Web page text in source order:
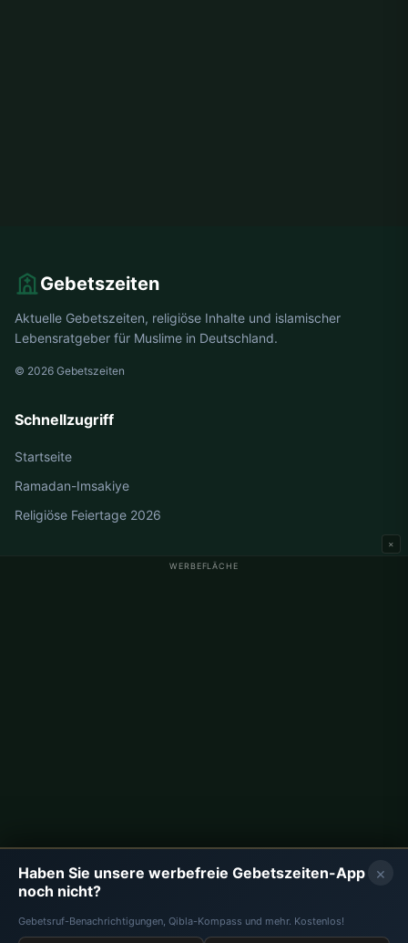
WERBEFLÄCHE
×
Gebetszeiten
Aktuelle Gebetszeiten, religiöse Inhalte und islamischer
Lebensratgeber für Muslime in Deutschland.
© 2026 Gebetszeiten
Schnellzugriff
Startseite
Ramadan-Imsakiye
Religiöse Feiertage 2026
Gebetszeiten Deutschland
Kontakt
Datenschutzrichtlinie
×
Haben Sie unsere werbefreie Gebetszeiten-App
noch nicht?
Gebetsruf-Benachrichtigungen, Qibla-Kompass und mehr. Kostenlos!